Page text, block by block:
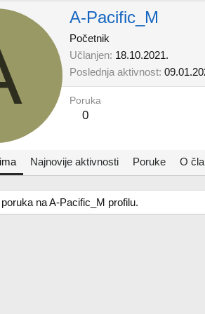
A-Pacific_M
Početnik
Učlanjen 18.10.2021.
Poslednja aktivnost
Poruka
0
Najnovije aktivnosti Poruke O
na A-Pacific_M profilu.